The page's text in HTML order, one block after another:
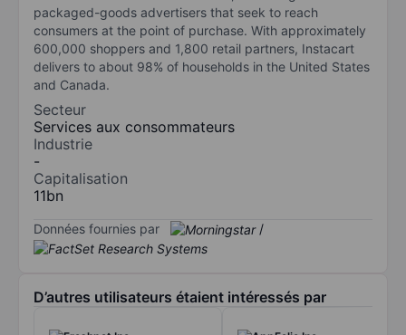
packaged-goods advertisers that seek to reach
consumers at the point of purchase. With approximately
600,000 shoppers and 1,800 retail partners, Instacart
delivers to about 98% of households in the United States
and Canada.
Secteur
Services aux consommateurs
Industrie
-
Capitalisation
11bn
Données fournies par /
D’autres utilisateurs étaient intéressés par